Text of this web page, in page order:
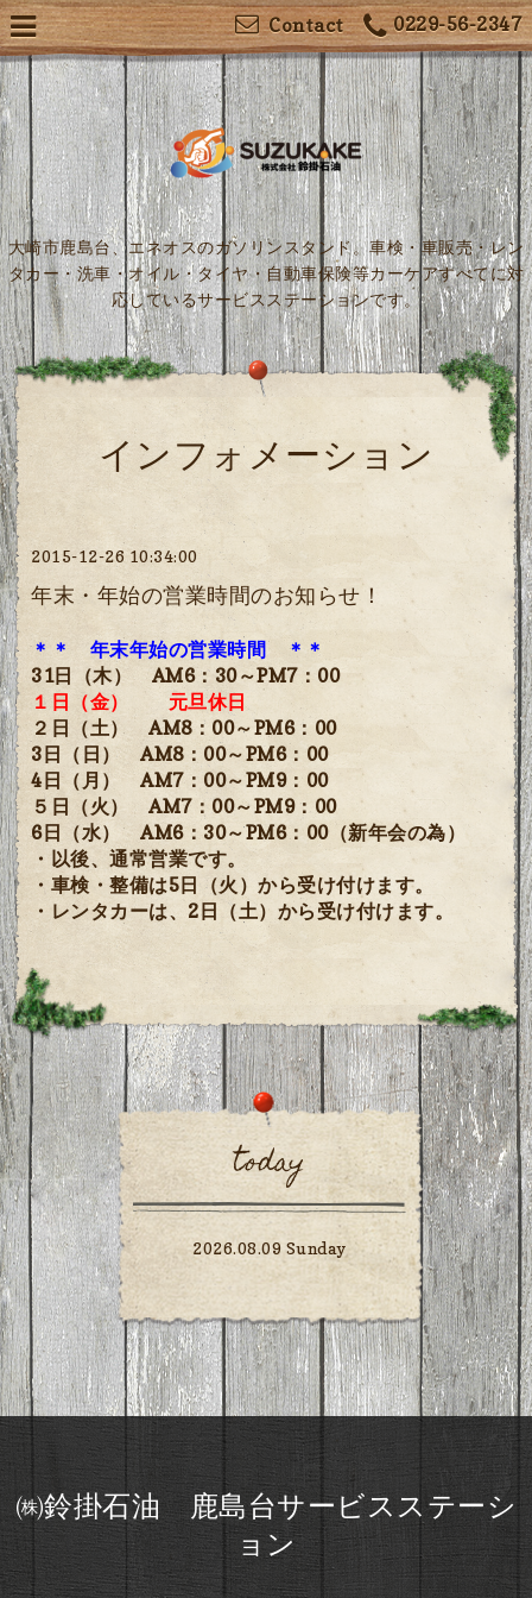
0229-56-2347
Contact
大崎市鹿島台、エネオスのガソリンスタンド。車検・車販売・レン
タカー・洗車・オイル・タイヤ・自動車保険等カーケアすべてに対
応しているサービスステーションです。
インフォメーション
2015-12-26 10:34:00
年末・年始の営業時間のお知らせ！
＊＊ 年末年始の営業時間 ＊＊
31日（木） AM6：30～PM7：00
１日（金） 元旦休日
２日（土） AM8：00～PM6：00
3日（日） AM8：00～PM6：00
4日（月） AM7：00～PM9：00
５日（火） AM7：00～PM9：00
6日（水） AM6：30～PM6：00（新年会の為）
・以後、通常営業です。
・車検・整備は5日（火）から受け付けます。
・レンタカーは、2日（土）から受け付けます。
today
2026.08.09 Sunday
㈱鈴掛石油 鹿島台サービスステーシ
ョン